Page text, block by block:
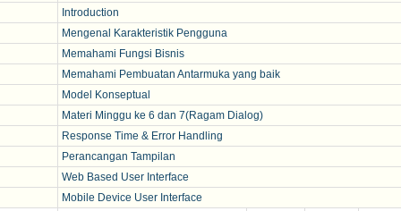
Introduction
Mengenal Karakteristik Pengguna
Memahami Fungsi Bisnis
Memahami Pembuatan Antarmuka yang baik
Model Konseptual
Materi Minggu ke 6 dan 7(Ragam Dialog)
Response Time & Error Handling
Perancangan Tampilan
Web Based User Interface
Mobile Device User Interface